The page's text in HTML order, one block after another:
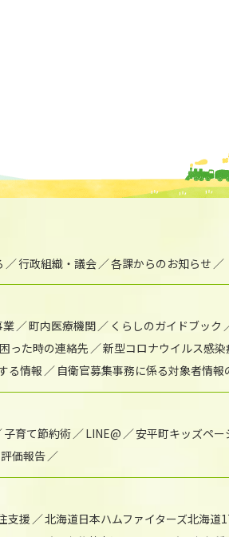
行政組織・議会 各課からのお知らせ
業 町内医療機関 くらしのガイドブック
困った時の連絡先
新型コロナウイルス感
る情報 自衛官募集事務に係る対象者情報
子育て節約術 LINE@ 安平町キッズペー
価報告
支援 北海道日本ハムファイターズ北海道